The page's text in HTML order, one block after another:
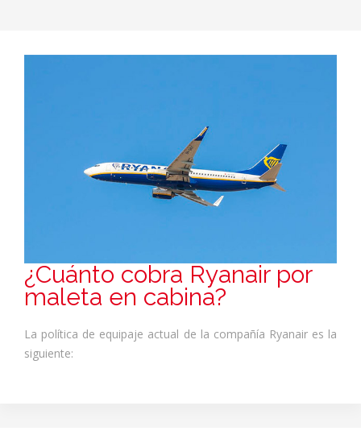
¿Cuánto cobra Ryanair por
maleta en cabina?
La política de equipaje actual de la compañía Ryanair es la
siguiente: